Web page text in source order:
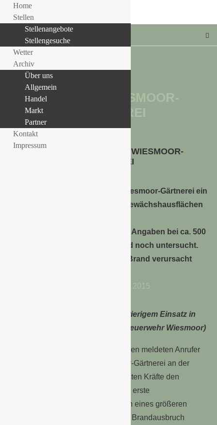
BRAND IN WIESMOOR-
GROSSBRAND IN DER WIESMOOR-G
ÄRTNEREI
In der Silvesternacht ist in der Wiesmoor-Gärtnerei ein
Feuer ausgebrochen. Teile der Gewächshausflächen
Der Schaden soll nach offiziellen Angaben bei ca. 500
000 Euro liegen. Die Ursache wird noch untersucht.
Feuerwerkskörper könnten den Brand verursacht
Kräfte der Feuerwehren bei schwierigem Einsatz in
der Wiesmoor-Gärtnerei. (Foto: Feuerwehr Wiesmoor)
Um kurz vor eins am Neujahrsmorgen meldeten Anrufer
ein Feuer im Bereich der Wiesmoor-Gärtnerei an der
Hauptstraße. Kurz nachdem die ersten Kräfte den
Brandort erreicht hatten, ergab eine erste
Lageerkundung, dass es im Inneren eines größeren
Gewächshauskomplexes zu einem Brandausbruch
Home
Stellen
Stellenangebote
Stellengesuche
Wetter
Archiv
Über uns
Allgemein
Handel
Markt
Partner
Kontakt
Impressum